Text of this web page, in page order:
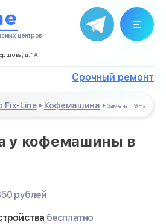
центров
д. 1А
Срочный ремонт
Fix-Line Кофемашина Замена ТЭНа
у кофемашины в
рублей
бесплатно